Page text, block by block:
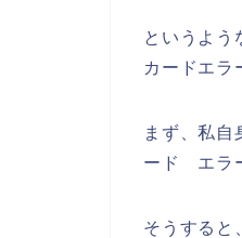
というよう
カードエラ
まず、私
ード エラ
そうすると